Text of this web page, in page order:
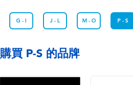
G - I J - L M - O P - S
購買 P-S 的品牌